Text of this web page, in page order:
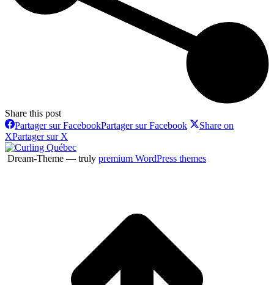
Share this post
Partager sur FacebookPartager sur Facebook
Share on
XPartager sur X
Dream-Theme — truly premium WordPress themes